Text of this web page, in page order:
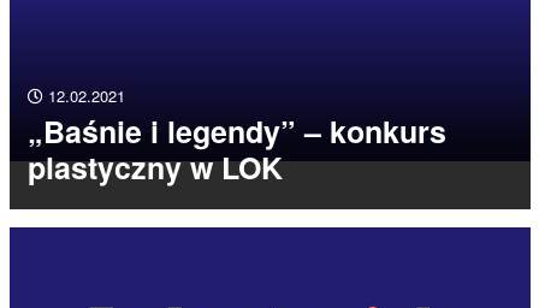
12.02.2021
„Baśnie i legendy” – konkurs
plastyczny w LOK